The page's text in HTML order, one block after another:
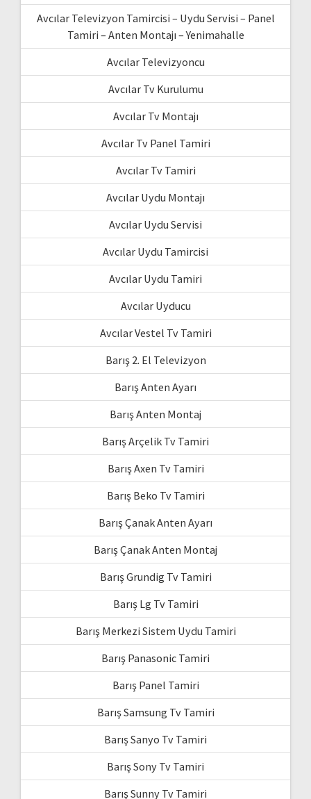
Avcılar Televizyon Tamircisi – Uydu Servisi – Panel
Tamiri – Anten Montajı – Yenimahalle
Avcılar Televizyoncu
Avcılar Tv Kurulumu
Avcılar Tv Montajı
Avcılar Tv Panel Tamiri
Avcılar Tv Tamiri
Avcılar Uydu Montajı
Avcılar Uydu Servisi
Avcılar Uydu Tamircisi
Avcılar Uydu Tamiri
Avcılar Uyducu
Avcılar Vestel Tv Tamiri
Barış 2. El Televizyon
Barış Anten Ayarı
Barış Anten Montaj
Barış Arçelik Tv Tamiri
Barış Axen Tv Tamiri
Barış Beko Tv Tamiri
Barış Çanak Anten Ayarı
Barış Çanak Anten Montaj
Barış Grundig Tv Tamiri
Barış Lg Tv Tamiri
Barış Merkezi Sistem Uydu Tamiri
Barış Panasonic Tamiri
Barış Panel Tamiri
Barış Samsung Tv Tamiri
Barış Sanyo Tv Tamiri
Barış Sony Tv Tamiri
Barış Sunny Tv Tamiri